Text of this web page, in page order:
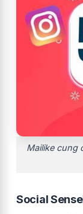
Mailike cung
Social